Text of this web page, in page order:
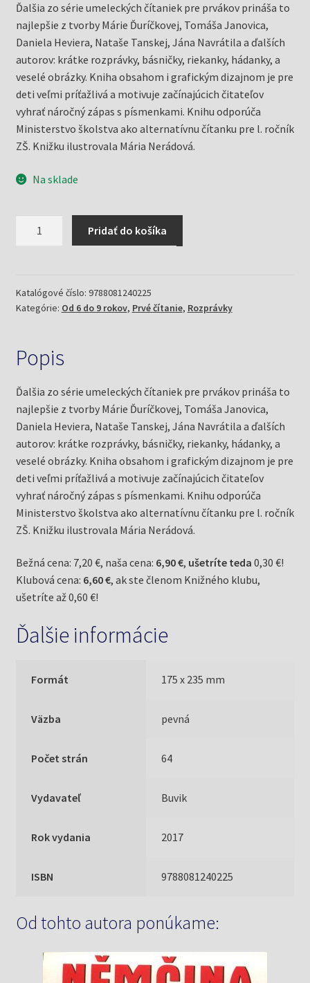
bola:
7,20 €.
je:
6,90 €.
Ďalšia zo série umeleckých čítaniek pre prvákov prináša to
najlepšie z tvorby Márie Ďuríčkovej, Tomáša Janovica,
Daniela Heviera, Nataše Tanskej, Jána Navrátila a ďalších
autorov: krátke rozprávky, básničky, riekanky, hádanky, a
veselé obrázky. Kniha obsahom i grafickým dizajnom je pre
deti veľmi príťažlivá a motivuje začínajúcich čitateľov
vyhrať náročný zápas s písmenkami. Knihu odporúča
Ministerstvo školstva ako alternatívnu čítanku pre l. ročník
ZŠ. Knižku ilustrovala Mária Nerádová.
Na sklade
v
tebe
Pridať do košíka
Katalógové číslo: 9788081240225
Kategórie: Od 6 do 9 rokov, Prvé čítanie, Rozprávky
Popis
Ďalšia zo série umeleckých čítaniek pre prvákov prináša to
najlepšie z tvorby Márie Ďuríčkovej, Tomáša Janovica,
Daniela Heviera, Nataše Tanskej, Jána Navrátila a ďalších
autorov: krátke rozprávky, básničky, riekanky, hádanky, a
veselé obrázky. Kniha obsahom i grafickým dizajnom je pre
deti veľmi príťažlivá a motivuje začínajúcich čitateľov
vyhrať náročný zápas s písmenkami. Knihu odporúča
Ministerstvo školstva ako alternatívnu čítanku pre l. ročník
ZŠ. Knižku ilustrovala Mária Nerádová.
Bežná cena: 7,20 €, naša cena: 6,90 €, ušetríte teda 0,30 €!
Klubová cena: 6,60 €, ak ste členom Knižného klubu,
ušetríte až 0,60 €!
Ďalšie informácie
Formát 175 x 235 mm
Väzba pevná
Počet strán 64
Vydavateľ Buvik
Rok vydania 2017
ISBN 9788081240225
Od tohto autora ponúkame: